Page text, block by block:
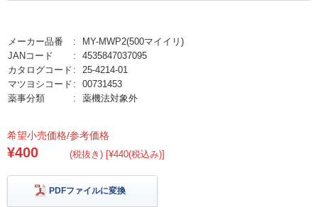
メーカー品番
MY-MWP2(500マイイリ)
JANコード
4535847037095
カタログコード
25-4214-01
マツヨシコード
00731453
薬事分類
薬機法対象外
希望小売価格/参考価格
¥400 (税抜き) [¥440(税込み)]
PDFファイルに変換